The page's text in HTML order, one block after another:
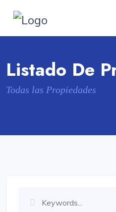
Listado De
Todas las Propiedades